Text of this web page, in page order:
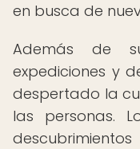
en busca de
Además de
expediciones y
despertado la
las personas.